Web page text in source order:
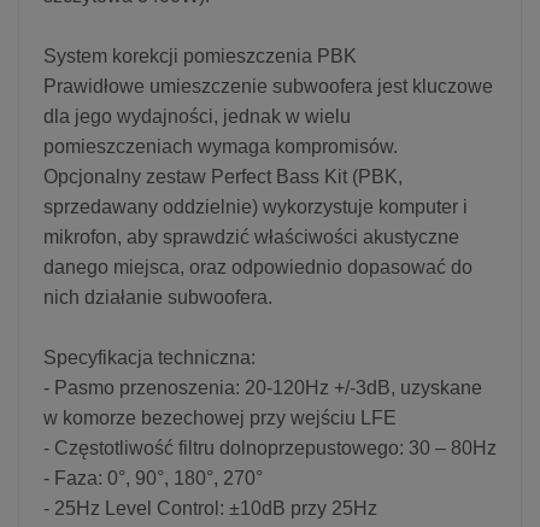
System korekcji pomieszczenia PBK
Prawidłowe umieszczenie subwoofera jest kluczowe
dla jego wydajności, jednak w wielu
pomieszczeniach wymaga kompromisów.
Opcjonalny zestaw Perfect Bass Kit (PBK,
sprzedawany oddzielnie) wykorzystuje komputer i
mikrofon, aby sprawdzić właściwości akustyczne
danego miejsca, oraz odpowiednio dopasować do
nich działanie subwoofera.
Specyfikacja techniczna:
- Pasmo przenoszenia: 20-120Hz +/-3dB, uzyskane
w komorze bezechowej przy wejściu LFE
- Częstotliwość filtru dolnoprzepustowego: 30 – 80Hz
- Faza: 0°, 90°, 180°, 270°
- 25Hz Level Control: ±10dB przy 25Hz